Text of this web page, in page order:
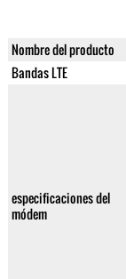
Nombre del producto
Bandas LTE
especificaciones del
módem